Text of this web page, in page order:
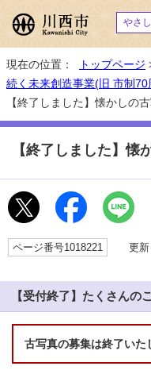
やさ
現在の位置： トップページ
続く未来創造事業(旧 市制70
【終了しました】懐かしの
【終了しました】懐
ページ番号1018221 更新
【受付終了】たくさんの
古写真の募集は終了いた